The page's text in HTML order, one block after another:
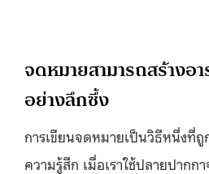
จดหมายสามารถสร้าง
อย่างลึกซึ้ง
การเขียนจดหมายเป็นวิธีหนึ่งที่
ความรู้สึก เมื่อเราใช้ปลายปากก